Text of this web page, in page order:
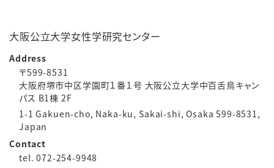
大阪公立大学女性学研究センター
Address
〒599-8531
大阪府堺市中区学園町１番１号 大阪公立大学中百舌鳥キャン
パス B1棟 2F
1-1 Gakuen-cho, Naka-ku, Sakai-shi, Osaka 599-8531,
Japan
Contact
tel. 072-254-9948